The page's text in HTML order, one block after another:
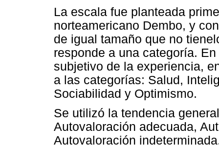
La escala fue planteada
norteamericano Dembo, y
de igual tamaño que no
responde a una categoría.
subjetivo de la experiencia,
a las categorías: Salud,
Sociabilidad y Optimismo.
Se utilizó la tendencia
Autovaloración adecuada,
Autovaloración